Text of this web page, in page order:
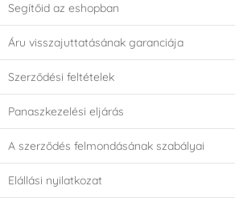
Segítőid az eshopban
Áru visszajuttatásának garanciája
Szerződési feltételek
Panaszkezelési eljárás
A szerződés felmondásának szabályai
Elállási nyilatkozat